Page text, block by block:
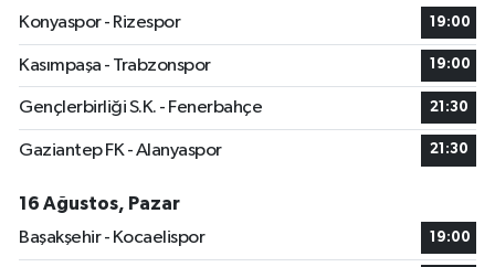
Konyaspor - Rizespor
19:00
Kasımpaşa - Trabzonspor 19:00
Gençlerbirliği S.K. - Fenerbahçe 21:30
Gaziantep FK - Alanyaspor 21:30
16 Ağustos, Pazar
Başakşehir - Kocaelispor
19:00